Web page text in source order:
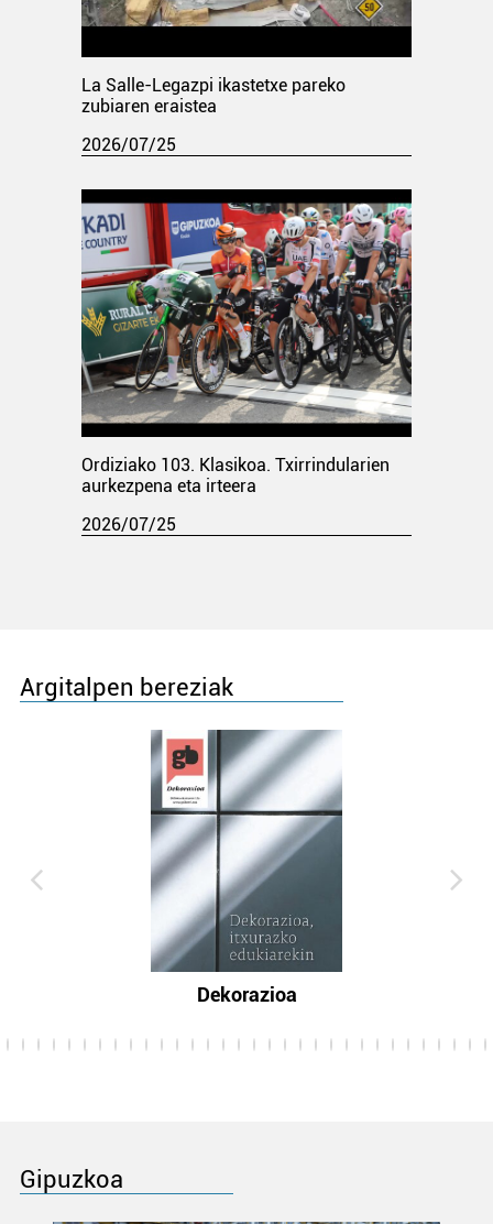
La Salle-Legazpi ikastetxe pareko
zubiaren eraistea
2026/07/25
Ordiziako 103. Klasikoa. Txirrindularien
aurkezpena eta irteera
2026/07/25
Argitalpen bereziak
Dekorazioa
Gipuzkoa